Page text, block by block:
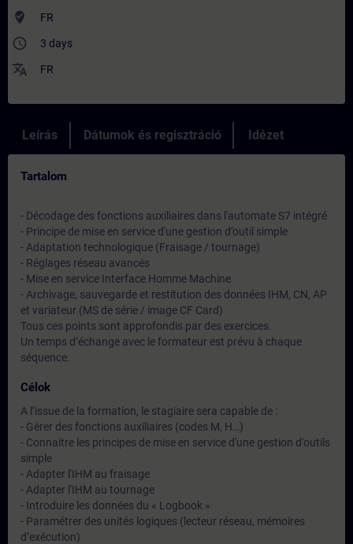
where_to_vote FR
access_time 3 days
translate FR
Leírás Dátumok és regisztráció Idézet
Tartalom
- Décodage des fonctions auxiliaires dans l'automate S7 intégré
- Principe de mise en service d'une gestion d’outil simple
- Adaptation technologique (Fraisage / tournage)
- Réglages réseau avancés
- Mise en service Interface Homme Machine
- Archivage, sauvegarde et restitution des données IHM, CN, AP
et variateur (MS de série / image CF Card)
Tous ces points sont approfondis par des exercices.
Un temps d’échange avec le formateur est prévu à chaque
séquence.
Célok
A l’issue de la formation, le stagiaire sera capable de :
- Gérer des fonctions auxiliaires (codes M, H…)
- Connaitre les principes de mise en service d'une gestion d'outils
simple
- Adapter l'IHM au fraisage
- Adapter l'IHM au tournage
- Introduire les données du « Logbook »
- Paramétrer des unités logiques (lecteur réseau, mémoires
d’exécution)